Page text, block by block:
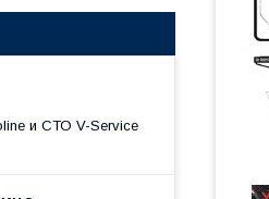
и СТО V-Service